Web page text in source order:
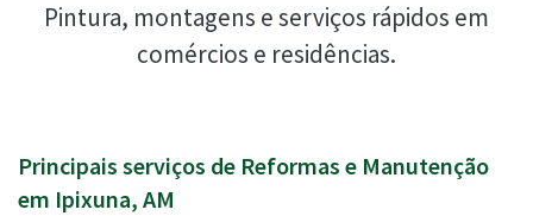
Pintura, montagens e serviços rápidos em
comércios e residências.
Principais serviços de Reformas e Manutenção
em Ipixuna, AM